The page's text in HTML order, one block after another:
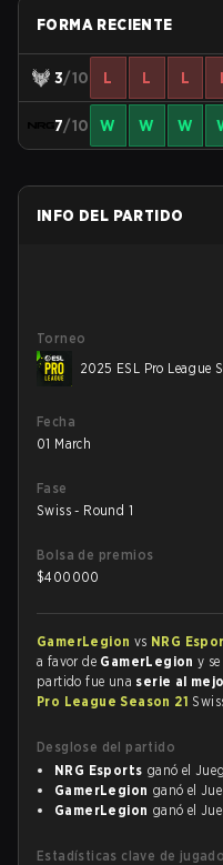
FORMA RECIENTE
3/10 L L L
7/10 W W W
INFO DEL PARTIDO
Torneo
2025 ESL Pro League
Fecha
01 March
Fase
Swiss - Round 1
Bolsa de premios
$400000
GamerLegion vs NRG
a favor de GamerLegiony
partido fue una serie al
Pro League Season 21
Desglose del partido
NRG Esports ganó el
GamerLegion ganó el
GamerLegion ganó el
Estadísticas clave de